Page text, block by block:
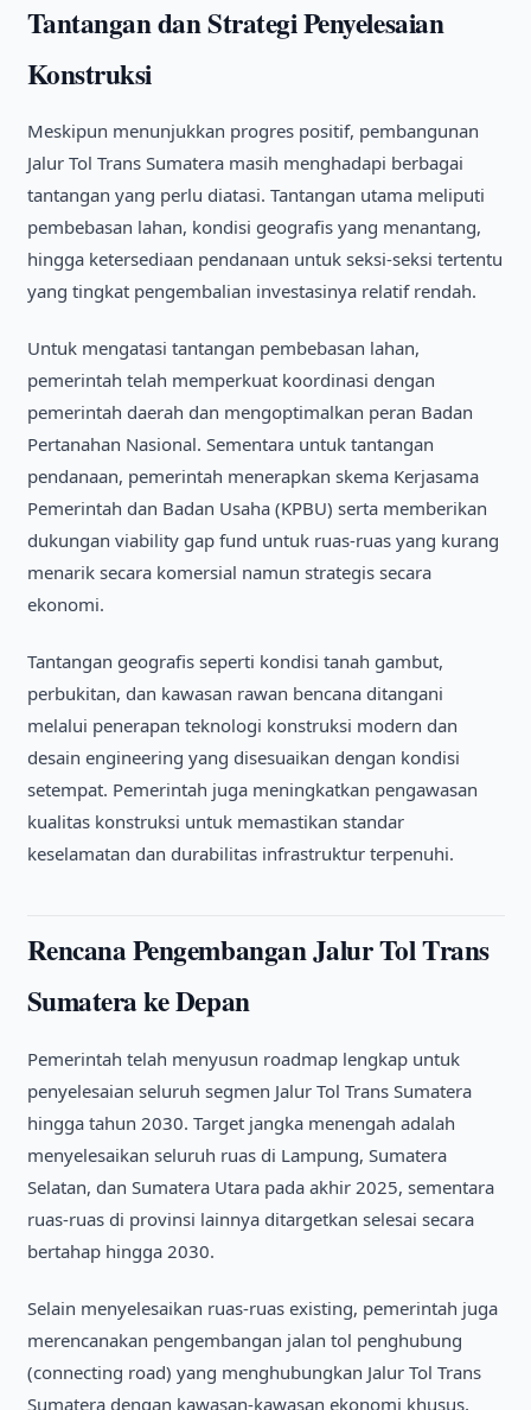
Tantangan dan Strategi Penyelesaian
Konstruksi
Meskipun menunjukkan progres positif, pembangunan
Jalur Tol Trans Sumatera masih menghadapi berbagai
tantangan yang perlu diatasi. Tantangan utama meliputi
pembebasan lahan, kondisi geografis yang menantang,
hingga ketersediaan pendanaan untuk seksi-seksi tertentu
yang tingkat pengembalian investasinya relatif rendah.
Untuk mengatasi tantangan pembebasan lahan,
pemerintah telah memperkuat koordinasi dengan
pemerintah daerah dan mengoptimalkan peran Badan
Pertanahan Nasional. Sementara untuk tantangan
pendanaan, pemerintah menerapkan skema Kerjasama
Pemerintah dan Badan Usaha (KPBU) serta memberikan
dukungan viability gap fund untuk ruas-ruas yang kurang
menarik secara komersial namun strategis secara
ekonomi.
Tantangan geografis seperti kondisi tanah gambut,
perbukitan, dan kawasan rawan bencana ditangani
melalui penerapan teknologi konstruksi modern dan
desain engineering yang disesuaikan dengan kondisi
setempat. Pemerintah juga meningkatkan pengawasan
kualitas konstruksi untuk memastikan standar
keselamatan dan durabilitas infrastruktur terpenuhi.
Rencana Pengembangan Jalur Tol Trans
Sumatera ke Depan
Pemerintah telah menyusun roadmap lengkap untuk
penyelesaian seluruh segmen Jalur Tol Trans Sumatera
hingga tahun 2030. Target jangka menengah adalah
menyelesaikan seluruh ruas di Lampung, Sumatera
Selatan, dan Sumatera Utara pada akhir 2025, sementara
ruas-ruas di provinsi lainnya ditargetkan selesai secara
bertahap hingga 2030.
Selain menyelesaikan ruas-ruas existing, pemerintah juga
merencanakan pengembangan jalan tol penghubung
(connecting road) yang menghubungkan Jalur Tol Trans
Sumatera dengan kawasan-kawasan ekonomi khusus,